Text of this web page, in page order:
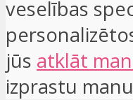
veselības
jūs atklāt
izprastu